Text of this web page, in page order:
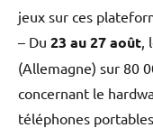
jeux sur ces
– Du 23 au 27 août ,
(Allemagne) sur 80
concernant le
téléphones